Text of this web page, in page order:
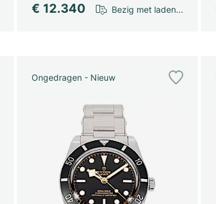
€ 12.340 Bezig met laden...
Ongedragen - Nieuw